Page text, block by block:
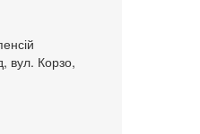
вул. Корзо,